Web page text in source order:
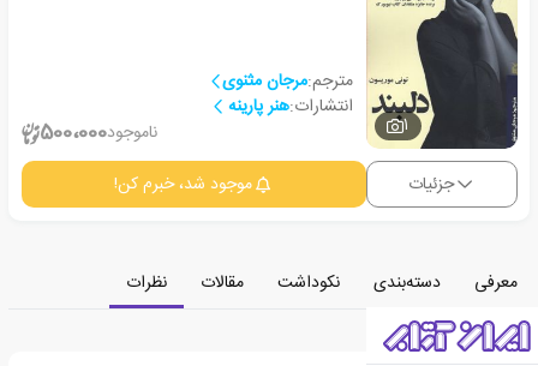
1
مترجم:مرجان مثنوی
انتشارات:هنر پارینه
ناموجود500،000
جزئیات موجود شد، خبرم کن!
معرفی دسته‌بندی نکوداشت مقالات
نظرات
معرفی کتاب دلبند